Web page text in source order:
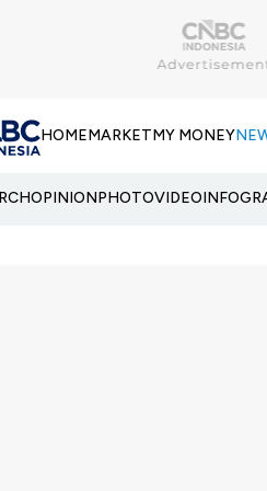
HOMEMARKETMY MONEY
OPINIONPHOTOVIDEO